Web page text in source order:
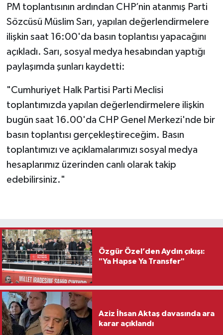
PM toplantısının ardından CHP’nin atanmış Parti
Sözcüsü Müslim Sarı, yapılan değerlendirmelere
ilişkin saat 16:00'da basın toplantısı yapacağını
açıkladı. Sarı, sosyal medya hesabından yaptığı
paylaşımda şunları kaydetti:
"Cumhuriyet Halk Partisi Parti Meclisi
toplantımızda yapılan değerlendirmelere ilişkin
bugün saat 16.00'da CHP Genel Merkezi'nde bir
basın toplantısı gerçekleştireceğim. Basın
toplantımızı ve açıklamalarımızı sosyal medya
hesaplarımız üzerinden canlı olarak takip
edebilirsiniz."
Özgür Özel’den Aydın çıkışı:
"Ya Hapse Ya Transfer"
Aziz İhsan Aktaş davasında ara
karar açıklandı